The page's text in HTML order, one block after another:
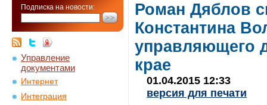
Подписка на новости:
Управление
документами
Интернет
Интеграция
Роман Дяблов
Константина
управляющего
крае
01.04.2015 12:33
версия для печати